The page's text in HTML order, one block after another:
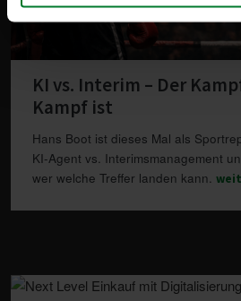
KI vs. Interim – Der
Kampf ist
Hans Boot ist dieses Mal als
KI-Agent vs. Interimsmanagement
wer welche Treffer landen kann.